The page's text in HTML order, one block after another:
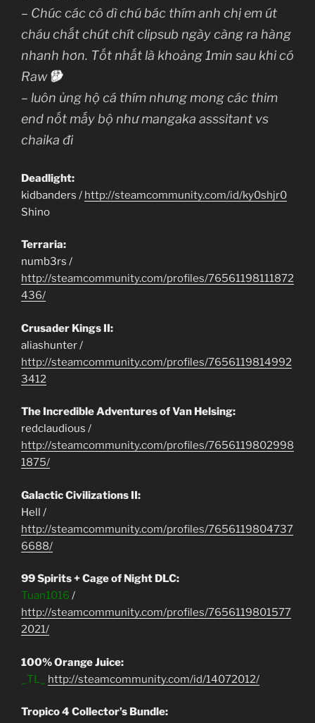
– Chúc các cô dì chú bác thím anh chị em út
cháu chắt chút chít clipsub ngày càng ra hàng
nhanh hơn. Tốt nhất là khoảng 1min sau khi có
Raw
– luôn ủng hộ cá thím nhưng mong các thim
end nốt mấy bộ như mangaka asssitant vs
chaika đi
Deadlight:
kidbanders / http://steamcommunity.com/id/ky0shjr0
Shino
Terraria:
numb3rs /
http://steamcommunity.com/profiles/76561198111872
436/
Crusader Kings II:
aliashunter /
http://steamcommunity.com/profiles/7656119814992
3412
The Incredible Adventures of Van Helsing:
redclaudious /
http://steamcommunity.com/profiles/7656119802998
1875/
Galactic Civilizations II:
Hell /
http://steamcommunity.com/profiles/7656119804737
6688/
99 Spirits + Cage of Night DLC:
Tuan1016 /
http://steamcommunity.com/profiles/7656119801577
2021/
100% Orange Juice:
_TL_
http://steamcommunity.com/id/14072012/
Tropico 4 Collector’s Bundle: